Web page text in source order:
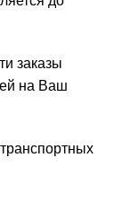
заказы
на Ваш